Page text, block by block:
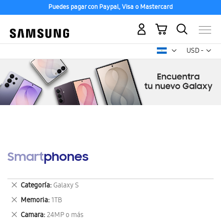
Puedes pagar con Paypal, Visa o Mastercard
USD -
dólar
Mi carrito
Smartphones
Categoría Galaxy S
Eliminar
este
artículo
Memoria 1TB
Eliminar
este
Camara 24MP o más
Eliminar